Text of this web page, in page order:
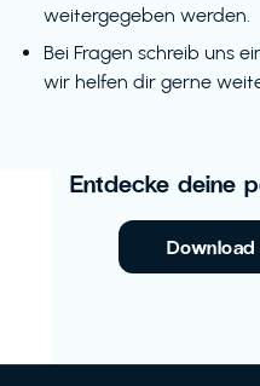
weitergegeben werden.
Bei Fragen schreib uns
wir helfen dir gerne
Entdecke deine